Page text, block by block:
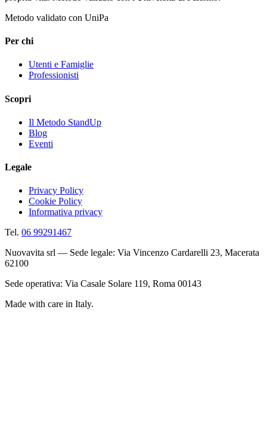
Metodo validato con UniPa
Per chi
Utenti e Famiglie
Professionisti
Scopri
Il Metodo StandUp
Blog
Eventi
Legale
Privacy Policy
Cookie Policy
Informativa privacy
Tel. 06 99291467
Nuovavita srl — Sede legale: Via Vincenzo Cardarelli 23, Macerata
62100
Sede operativa: Via Casale Solare 119, Roma 00143
Made with care in Italy.